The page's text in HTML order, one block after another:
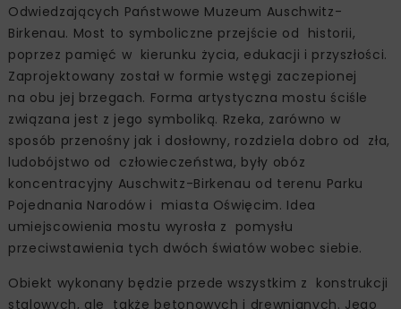
Odwiedzających Państwowe Muzeum Auschwitz-
Birkenau. Most to symboliczne przejście od historii,
poprzez pamięć w kierunku życia, edukacji i przyszłości.
Zaprojektowany został w formie wstęgi zaczepionej
na obu jej brzegach. Forma artystyczna mostu ściśle
związana jest z jego symboliką. Rzeka, zarówno w
sposób przenośny jak i dosłowny, rozdziela dobro od zła,
ludobójstwo od człowieczeństwa, były obóz
koncentracyjny Auschwitz-Birkenau od terenu Parku
Pojednania Narodów i miasta Oświęcim. Idea
umiejscowienia mostu wyrosła z pomysłu
przeciwstawienia tych dwóch światów wobec siebie.
Obiekt wykonany będzie przede wszystkim z konstrukcji
stalowych, ale także betonowych i drewnianych. Jego